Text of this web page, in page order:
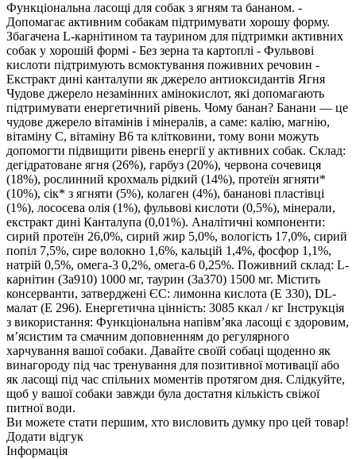
Функціональна ласощі для собак з ягням та бананом. -
Допомагає активним собакам підтримувати хорошу форму.
Збагачена L-карнітином та таурином для підтримки активних
собак у хорошій формі - Без зерна та картоплі - Фульвові
кислоти підтримують всмоктування поживних речовин -
Екстракт дині канталупи як джерело антиоксидантів Ягня
Чудове джерело незамінних амінокислот, які допомагають
підтримувати енергетичний рівень. Чому банан? Банани — це
чудове джерело вітамінів і мінералів, а саме: калію, магнію,
вітаміну С, вітаміну В6 та клітковини, тому вони можуть
допомогти підвищити рівень енергії у активних собак. Склад:
дегідратоване ягня (26%), гарбуз (20%), червона сочевиця
(18%), рослинний крохмаль рідкий (14%), протеїн ягняти*
(10%), сік* з ягняти (5%), колаген (4%), бананові пластівці
(1%), лососева олія (1%), фульвові кислоти (0,5%), мінерали,
екстракт дині Канталупа (0,01%). Аналітичні компоненти:
сирий протеїн 26,0%, сирий жир 5,0%, вологість 17,0%, сирий
попіл 7,5%, сире волокно 1,6%, кальцій 1,4%, фосфор 1,1%,
натрій 0,5%, омега-3 0,2%, омега-6 0,25%. Поживний склад: L-
карнітин (3a910) 1000 мг, таурин (3a370) 1500 мг. Містить
консерванти, затверджені ЄС: лимонна кислота (E 330), DL-
малат (E 296). Енергетична цінність: 3085 ккал / кг Інструкція
з використання: Функціональна напівм’яка ласощі є здоровим,
м’ясистим та смачним доповненням до регулярного
харчування вашої собаки. Давайте своїй собаці щоденно як
винагороду під час тренування для позитивної мотивації або
як ласощі під час спільних моментів протягом дня. Слідкуйте,
щоб у вашої собаки завжди була достатня кількість свіжої
питної води.
Ви можете стати першим, хто висловить думку про цей товар!
Додати відгук
Інформація